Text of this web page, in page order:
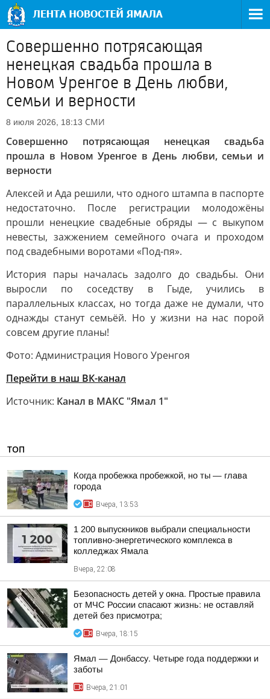
Совершенно потрясающая
ненецкая свадьба прошла в
Новом Уренгое в День любви,
семьи и верности
8 июля 2026, 18:13 СМИ
Совершенно потрясающая ненецкая свадьба
прошла в Новом Уренгое в День любви, семьи и
верности
Алексей и Ада решили, что одного штампа в паспорте
недостаточно. После регистрации молодожёны
прошли ненецкие свадебные обряды — с выкупом
невесты, зажжением семейного очага и проходом
под свадебными воротами «Под-пя».
История пары началась задолго до свадьбы. Они
выросли по соседству в Гыде, учились в
параллельных классах, но тогда даже не думали, что
однажды станут семьёй. Но у жизни на нас порой
совсем другие планы!
Фото: Администрация Нового Уренгоя
Перейти в наш ВК-канал
Источник: Канал в МАКС "Ямал 1"
ТОП
Когда пробежка пробежкой, но ты — глава
города
Вчера, 13:53
1 200 выпускников выбрали специальности
топливно-энергетического комплекса в
колледжах Ямала
Вчера, 22:08
Безопасность детей у окна. Простые правила
от МЧС России спасают жизнь: не оставляй
детей без присмотра;
Вчера, 18:15
Ямал — Донбассу. Четыре года поддержки и
заботы
Вчера, 21:01